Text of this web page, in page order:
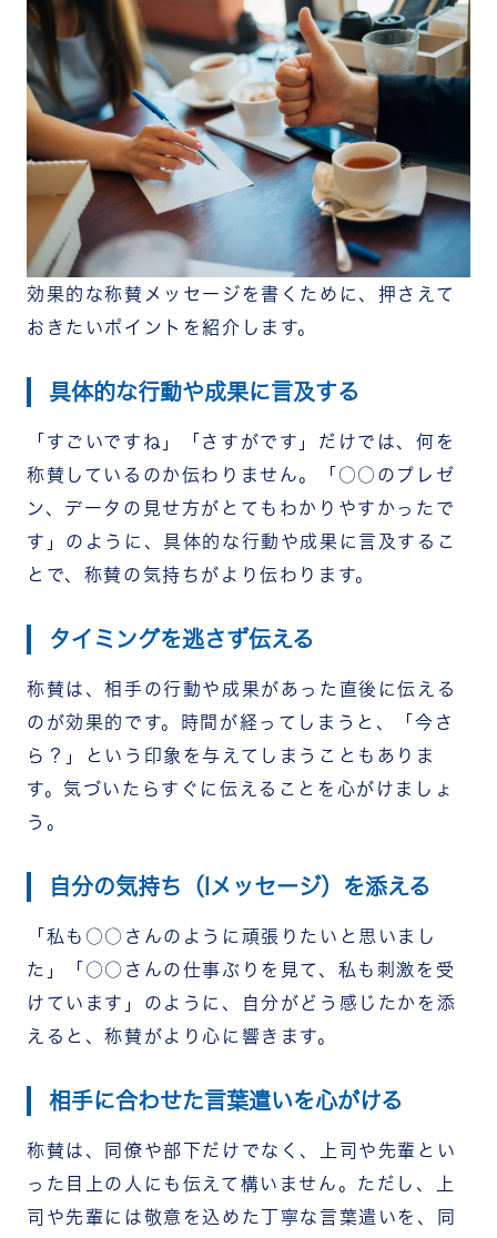
効果的な称賛メッセージを書くために、押さえて
おきたいポイントを紹介します。
具体的な行動や成果に言及する
「すごいですね」「さすがです」だけでは、何を
称賛しているのか伝わりません。「○○のプレゼ
ン、データの見せ方がとてもわかりやすかったで
す」のように、具体的な行動や成果に言及するこ
とで、称賛の気持ちがより伝わります。
タイミングを逃さず伝える
称賛は、相手の行動や成果があった直後に伝える
のが効果的です。時間が経ってしまうと、「今さ
ら？」という印象を与えてしまうこともありま
す。気づいたらすぐに伝えることを心がけましょ
う。
自分の気持ち（Iメッセージ）を添える
「私も○○さんのように頑張りたいと思いまし
た」「○○さんの仕事ぶりを見て、私も刺激を受
けています」のように、自分がどう感じたかを添
えると、称賛がより心に響きます。
相手に合わせた言葉遣いを心がける
称賛は、同僚や部下だけでなく、上司や先輩とい
った目上の人にも伝えて構いません。ただし、上
司や先輩には敬意を込めた丁寧な言葉遣いを、同